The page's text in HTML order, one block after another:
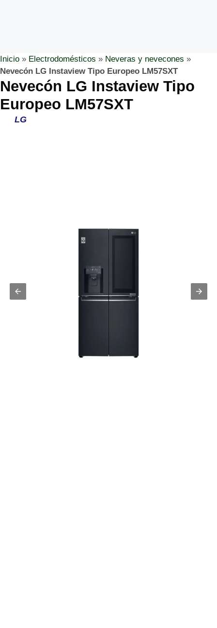
Inicio » Electrodomésticos » Neveras y nevecones »
Nevecón LG Instaview Tipo Europeo LM57SXT
Nevecón LG Instaview Tipo
Europeo LM57SXT
LG